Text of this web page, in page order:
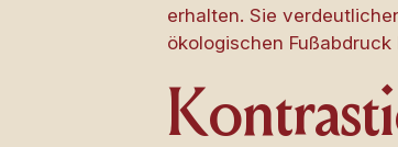
erhalten. Sie
ökologischen